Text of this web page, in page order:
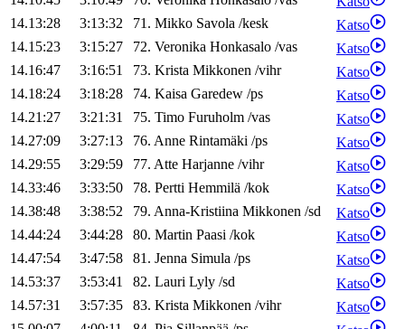
14.13:28
3:13:32 71. Mikko Savola /kesk
Katso
14.15:23
3:15:27 72. Veronika Honkasalo /vas
Katso
14.16:47
3:16:51 73. Krista Mikkonen /vihr
Katso
14.18:24
3:18:28 74. Kaisa Garedew /ps
Katso
14.21:27
3:21:31 75. Timo Furuholm /vas
Katso
14.27:09
3:27:13 76. Anne Rintamäki /ps
Katso
14.29:55
3:29:59 77. Atte Harjanne /vihr
Katso
14.33:46
3:33:50 78. Pertti Hemmilä /kok
Katso
14.38:48
3:38:52 79. Anna-Kristiina Mikkonen /sd
Katso
14.44:24
3:44:28 80. Martin Paasi /kok
Katso
14.47:54
3:47:58 81. Jenna Simula /ps
Katso
14.53:37
3:53:41 82. Lauri Lyly /sd
Katso
14.57:31
3:57:35 83. Krista Mikkonen /vihr
Katso